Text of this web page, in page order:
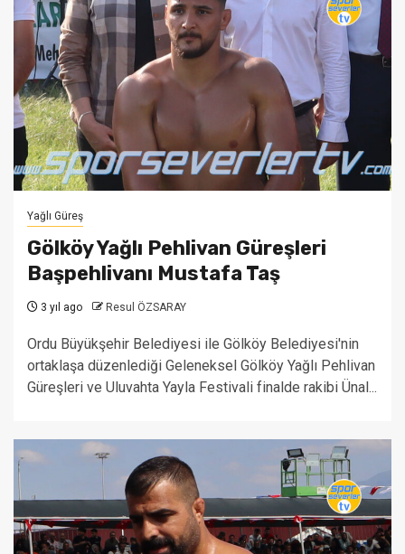
Yağlı Güreş
Gölköy Yağlı Pehlivan Güreşleri
Başpehlivanı Mustafa Taş
3 yıl ago Resul ÖZSARAY
Ordu Büyükşehir Belediyesi ile Gölköy Belediyesi'nin
ortaklaşa düzenlediği Geleneksel Gölköy Yağlı Pehlivan
Güreşleri ve Uluvahta Yayla Festivali finalde rakibi Ünal...